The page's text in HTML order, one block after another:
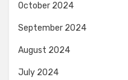
October 2024
September 2024
August 2024
July 2024